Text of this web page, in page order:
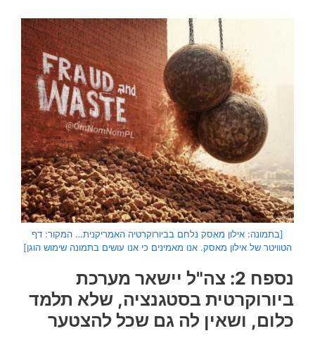
[בתמונה: אילון מאסק נלחם בביורוקרטיה האמריקנית… המקור: דף
הטוויטר של אילון מאסק. אנו מאמינים כי אנו עושים בתמונה שימוש הוגן]
נספח 2: צה"ל יישאר מערכת
ביורוקרטית בסטגנציה, שלא תלמד
כלום, ושאין לה גם שכל להצטער